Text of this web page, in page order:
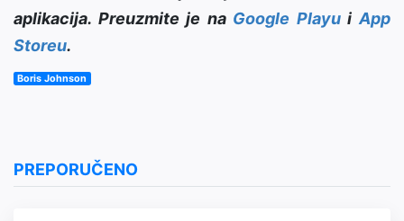
aplikacija. Preuzmite je na Google PlayuiApp
Storeu.
Boris Johnson
PREPORUČENO